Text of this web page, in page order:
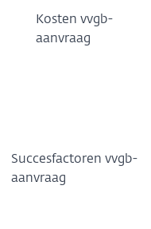
Kosten vvgb-
aanvraag
Succesfactoren vvgb-
aanvraag